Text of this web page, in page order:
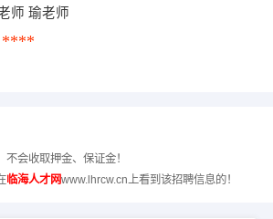
师 瑜老师
****
会收取押金、保证金！
临海人才网www.lhrcw.cn上看到该招聘信息的！